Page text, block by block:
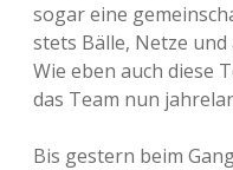
sogar eine
stets Bälle, Netze
Wie eben auch diese
das Team nun
Bis gestern beim